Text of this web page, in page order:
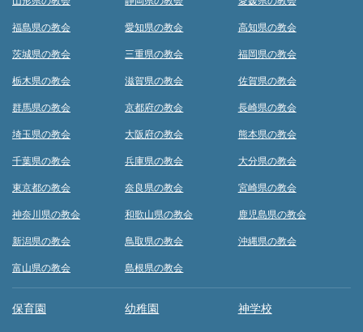
福島県の教会
茨城県の教会
栃木県の教会
群馬県の教会
埼玉県の教会
千葉県の教会
東京都の教会
神奈川県の教会
新潟県の教会
富山県の教会
愛知県の教会
三重県の教会
滋賀県の教会
京都府の教会
大阪府の教会
兵庫県の教会
奈良県の教会
和歌山県の教会
鳥取県の教会
島根県の教会
高知県の教会
福岡県の教会
佐賀県の教会
長崎県の教会
熊本県の教会
大分県の教会
宮崎県の教会
鹿児島県の教会
沖縄県の教会
保育園 幼稚園 神学校